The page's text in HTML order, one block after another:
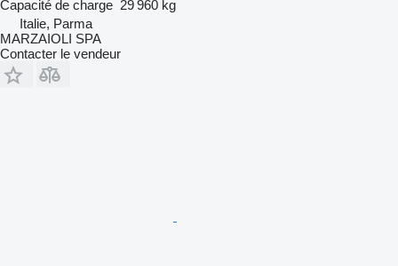
Capacité de charge 29 960 kg
Italie, Parma
MARZAIOLI SPA
Contacter le vendeur